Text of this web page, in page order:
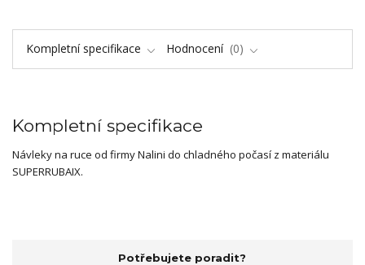
Kompletní specifikace Hodnocení 0
Kompletní specifikace
Návleky na ruce od firmy Nalini do chladného počasí z materiálu
SUPERRUBAIX.
Potřebujete poradit?